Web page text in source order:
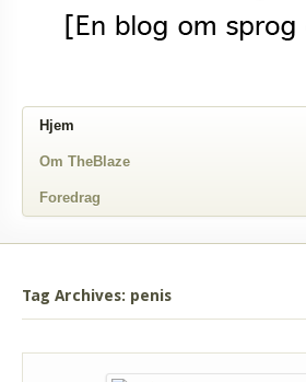
Hjem
Om TheBlaze
Foredrag
Tag Archives: penis